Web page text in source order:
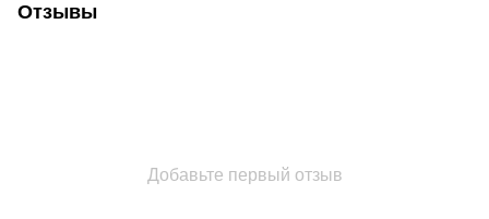
Отзывы
Добавьте первый отзыв